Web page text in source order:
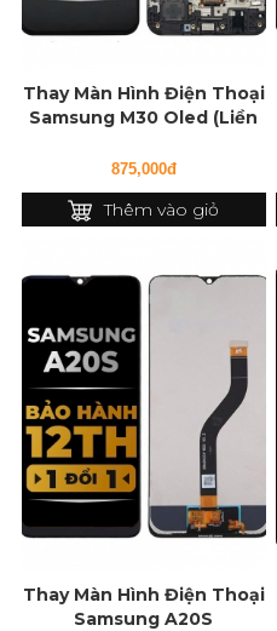
Thay Màn Hình Điện Thoại
Samsung M30 Oled (Liền
875,000đ
Thêm vào giỏ
Thay Màn Hình Điện Thoại
Samsung A20S